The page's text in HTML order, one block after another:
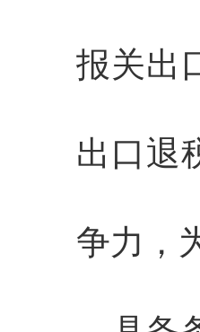
报关出
出口退
争力，